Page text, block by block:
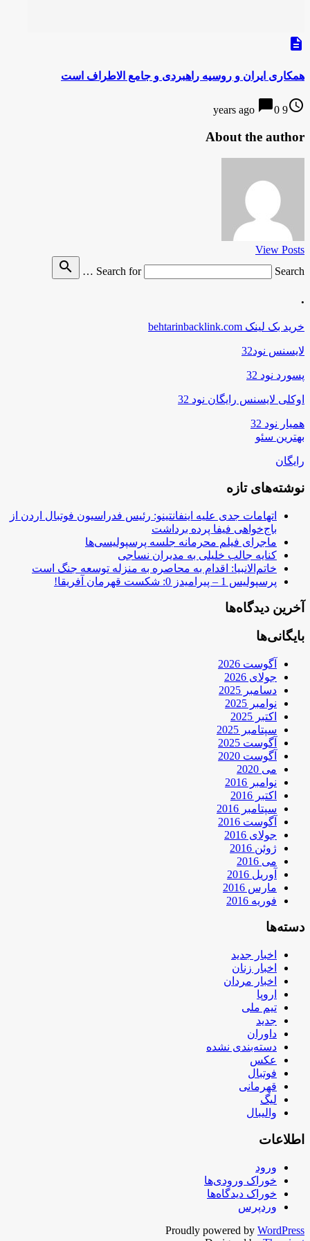
description
همکاری ایران و روسیه راهبردی و جامع الاطراف است
access_time
9 years ago
chat_bubble0
About the author
View Posts
Search for
Search …
search
.
خرید بک لینک behtarinbacklink.com
لایسنس نود32
پسورد نود 32
اوکلی لایسنس رایگان نود 32
همیار نود 32
بهترین سئو
رایگان
نوشته‌های تازه
اتهامات جدی علیه اینفانتینو: رئیس فدراسیون فوتبال اردن از
باج‌خواهی فیفا پرده برداشت
ماجرای فیلم محرمانه جلسه پرسپولیسی‌ها
کنایه جالب خلیلی به مدیران نساجی
خاتم‌الانبیا: اقدام به محاصره به منزله توسعه جنگ است
پرسپولیس 1 – پیرامیدز 0: شکست قهرمان آفریقا!
آخرین دیدگاه‌ها
بایگانی‌ها
آگوست 2026
جولای 2026
دسامبر 2025
نوامبر 2025
اکتبر 2025
سپتامبر 2025
آگوست 2025
آگوست 2020
می 2020
نوامبر 2016
اکتبر 2016
سپتامبر 2016
آگوست 2016
جولای 2016
ژوئن 2016
می 2016
آوریل 2016
مارس 2016
فوریه 2016
دسته‌ها
اخبار جدید
اخبار زنان
اخبار مردان
اروپا
تیم ملی
جدید
داوران
دسته‌بندی نشده
عکس
فوتبال
قهرمانی
لیگ
والیبال
اطلاعات
ورود
خوراک ورودی‌ها
خوراک دیدگاه‌ها
وردپرس
Proudly powered by WordPress